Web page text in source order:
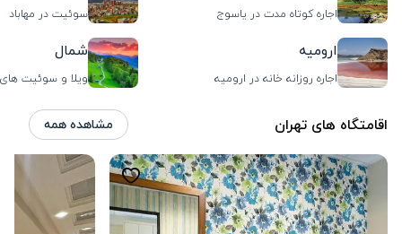
اجاره کوتاه مدت در یاسوج
ارومیه
اجاره روزانه خانه در ارومیه
سوئیت در مهاباد
شمال
ویلا و سوئیت
اقامتگاه های تهران مشاهده همه